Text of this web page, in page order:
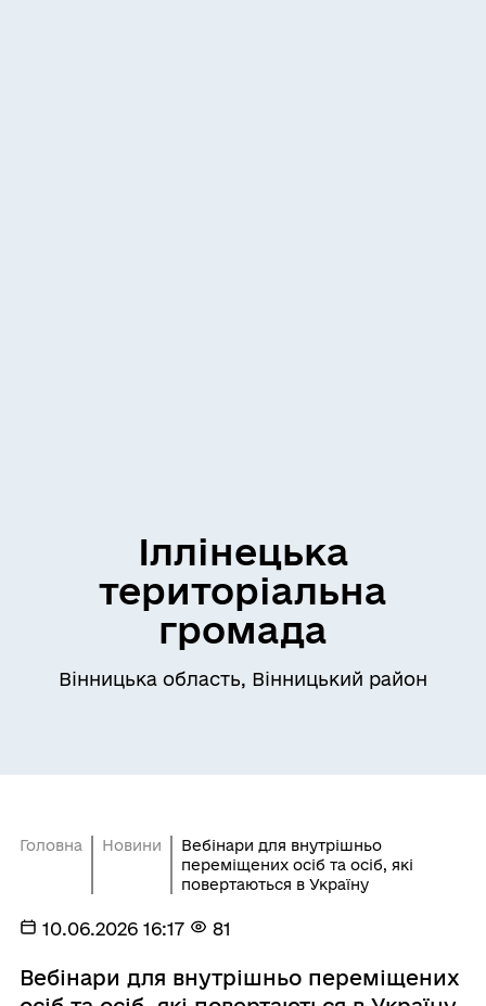
Іллінецька
територіальна
громада
Вінницька область, Вінницький район
Головна Новини
Вебінари для внутрішньо
переміщених осіб та осіб, які
повертаються в Україну
10.06.2026 16:17 81
Вебінари для внутрішньо переміщених